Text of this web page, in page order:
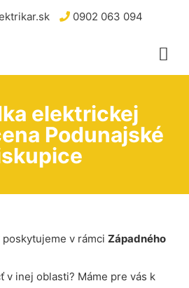
0902 063 094
elektrickej
Podunajské
v rámci Západného
v inej oblasti? Máme pre vás k